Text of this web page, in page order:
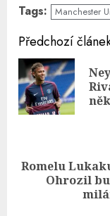
Tags: Manchester
Continue
Reading
Předchozí
Next
Romelu
Ohrozil